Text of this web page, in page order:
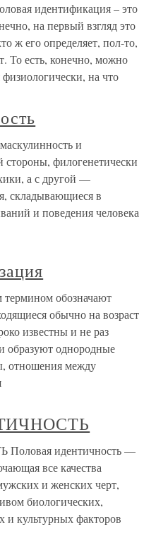
идентификация – это
на первый взгляд это
ж его определяет, пол-то,
То есть, конечно, можно
физиологически, на что
и
филогенетически
а с другой —
складывающиеся в
и поведения человека
обозначают
обычно на возраст
известны и не раз
образуют однородные
отношения между
идентичность —
все качества
и женских черт,
биологических,
и культурных факторов